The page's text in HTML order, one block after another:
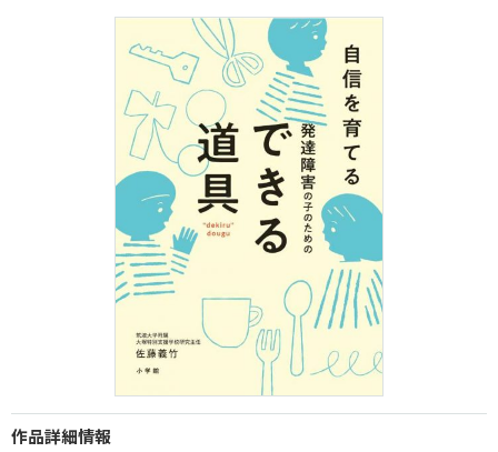
作品詳細情報